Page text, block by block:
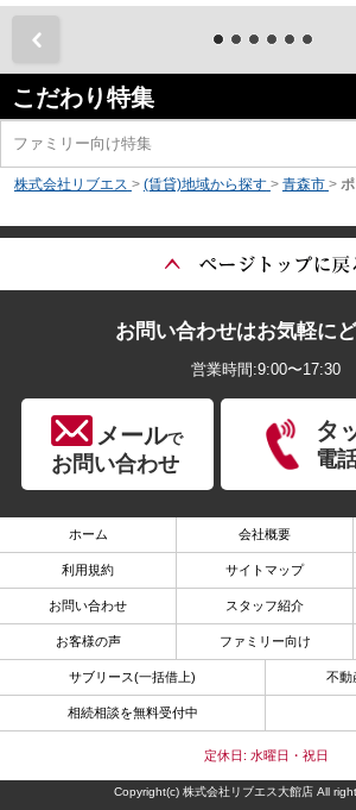
こだわり特集
ファミリー向け特集
株式会社リブエス > (賃貸)地域から探す > 青森市 >
お問い合わせはお気軽にど
営業時間:9:00〜17:30
メールで
お問い合わせ
タ
電
ホーム 会社概要
利用規約 サイトマップ
お問い合わせ スタッフ紹介
お客様の声 ファミリー向け
サブリース(一括借上) 不動
相続相談を無料受付中
定休日: 水曜日・祝日
Copyright(c) 株式会社リブエス大館店 All